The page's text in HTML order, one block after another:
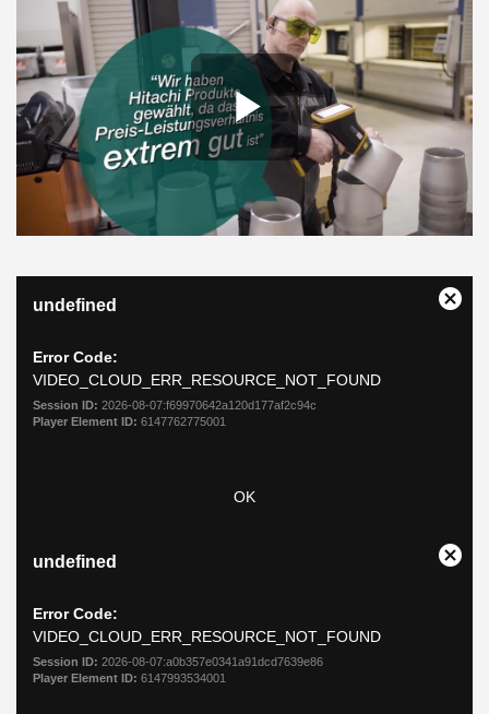
Play
modal
undefined
Error Code:
VIDEO_CLOUD_ERR_RESOURCE_NOT_FOUND
Session ID: 2026-08-07:f69970642a120d177af2c94c
Player Element ID: 6147762775001
OK
modal
undefined
Error Code:
VIDEO_CLOUD_ERR_RESOURCE_NOT_FOUND
Session ID: 2026-08-07:a0b357e0341a91dcd7639e86
Player Element ID: 6147993534001